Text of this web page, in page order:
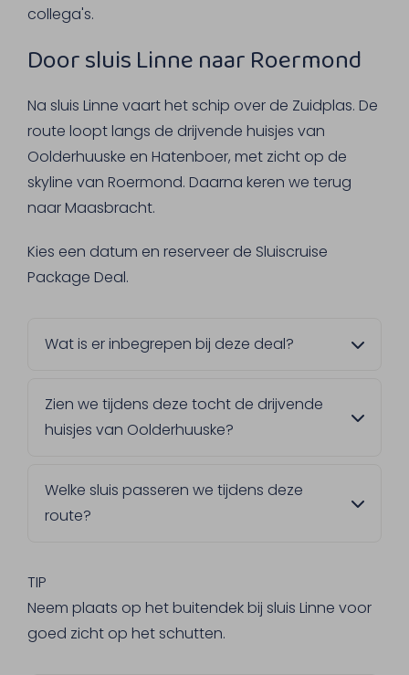
collega's.
Door sluis Linne naar Roermond
Na sluis Linne vaart het schip over de Zuidplas. De
route loopt langs de drijvende huisjes van
Oolderhuuske en Hatenboer, met zicht op de
skyline van Roermond. Daarna keren we terug
naar Maasbracht.
Kies een datum en reserveer de Sluiscruise
Package Deal.
Wat is er inbegrepen bij deze deal?
broodje kroket, en de keuze tussen
Limburgse vlaai of bittergarnituur. Ook koffie
consumpties naar keuze, horen erbij.
Zien we tijdens deze tocht de drijvende
huisjes van Oolderhuuske?
langs de drijvende huisjes met mooi zicht op
de jachthaven en de watersportschool.
Welke sluis passeren we tijdens deze
route?
meter zakt. Voor kinderen is dit vaak een
spannend onderdeel van de tocht.
TIP
Neem plaats op het buitendek bij sluis Linne voor
goed zicht op het schutten.